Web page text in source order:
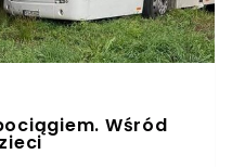
Wśród